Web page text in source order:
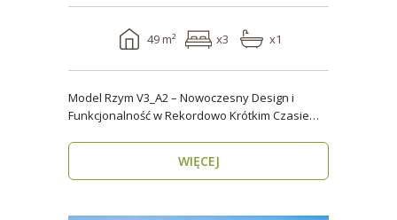
49 m² x3 x1
Model Rzym V3_A2 – Nowoczesny Design i
Funkcjonalność w Rekordowo Krótkim Czasie
WIĘCEJ